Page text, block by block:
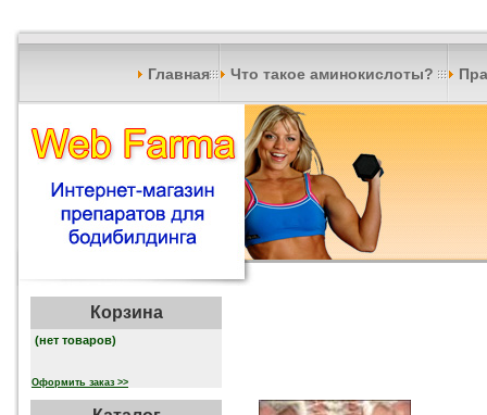
Главная Что такое аминокислоты?
Корзина
(нет товаров)
Оформить заказ >>